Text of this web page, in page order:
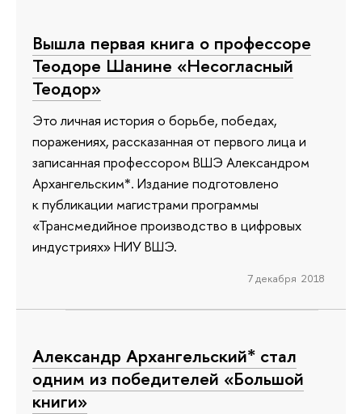
Вышла первая книга о профессоре
Теодоре Шанине «Несогласный
Теодор»
Это личная история о борьбе, победах,
поражениях, рассказанная от первого лица и
записанная профессором ВШЭ Александром
Архангельским*. Издание подготовлено
к публикации магистрами программы
«Трансмедийное производство в цифровых
индустриях» НИУ ВШЭ.
7 декабря 2018
Александр Архангельский* стал
одним из победителей «Большой
книги»